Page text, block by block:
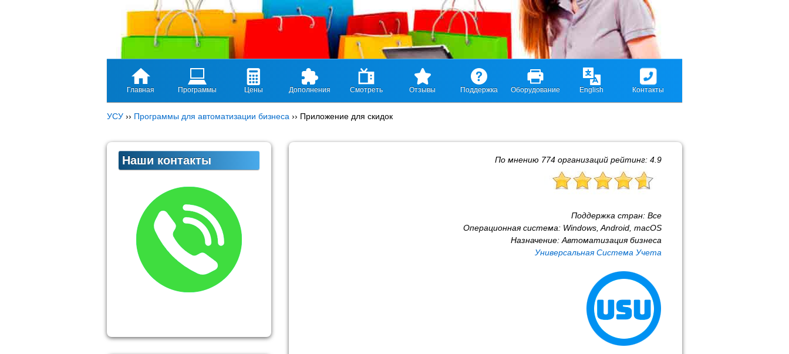
Главная Программы Цены Дополнения Смотреть Отзывы Поддержка Оборудование English Контакты
УСУ ›› Программы для автоматизации бизнеса ›› Приложение для скидок
По мнению 774 организаций рейтинг: 4.9
Поддержка стран: Все
Операционная система: Windows, Android, macOS
Назначение: Автоматизация бизнеса
Универсальная Система Учета
Наши контакты